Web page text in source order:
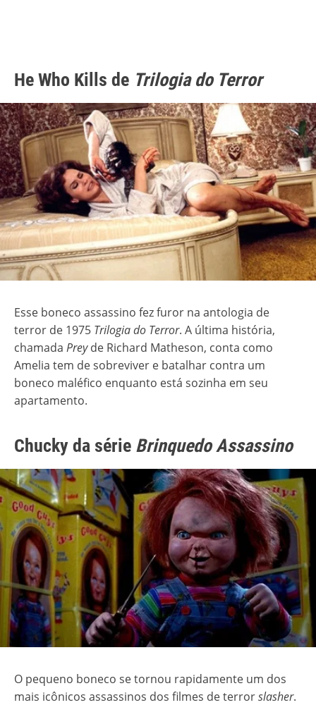
He Who Kills de Trilogia do Terror
Esse boneco assassino fez furor na antologia de
terror de 1975 Trilogia do Terror. A última história,
chamada Preyde Richard Matheson, conta como
Amelia tem de sobreviver e batalhar contra um
boneco maléfico enquanto está sozinha em seu
apartamento.
Chucky da série Brinquedo Assassino
O pequeno boneco se tornou rapidamente um dos
mais icônicos assassinos dos filmes de terrorslasher.